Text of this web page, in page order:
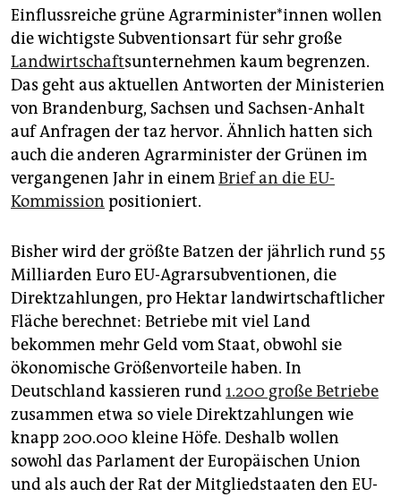
abo
genossenschaft
epaper login
Einflussreiche grüne Agrar­mi­nis­te­r*in­nen wollen
die wichtigste Subventionsart für sehr große
Landwirtschaftsunternehmen kaum begrenzen.
Das geht aus aktuellen Antworten der Ministerien
von Brandenburg, Sachsen und Sachsen-Anhalt
auf Anfragen der taz hervor. Ähnlich hatten sich
auch die anderen Agrarminister der Grünen im
vergangenen Jahr in einemBrief an die EU-
Kommission positioniert.
Bisher wird der größte Batzen der jährlich rund 55
Mil­liar­den Euro EU-Agrarsubventionen, die
Direktzahlungen, pro Hektar landwirtschaftlicher
Fläche berechnet: Betriebe mit viel Land
bekommen mehr Geld vom Staat, obwohl sie
ökonomische Größenvorteile haben. In
Deutschland kassieren rund1.200 große Betriebe
zusammen etwa so viele Direktzahlungen wie
knapp 200.000 kleine Höfe. Deshalb wollen
sowohl das Parlament der Europäischen Union
und als auch der Rat der Mitgliedstaaten den EU-